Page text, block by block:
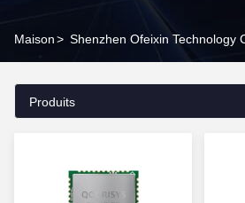
Maison>
Produits